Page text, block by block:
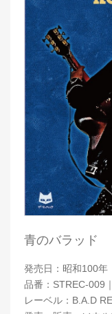
青のバラッド
発売日：昭和100年
品番：STREC-009
レーベル：B.A.D